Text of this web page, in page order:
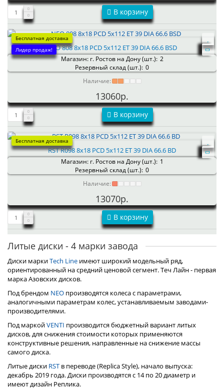
В корзину
Бесплатная доставка
Лидер продаж!NEO 808 8x18 PCD 5x112 ET 39 DIA 66.6 BSD
Магазин: г. Ростов на Дону (шт.): 2
Резервный склад (шт.): 0
Наличие:
13060р.
В корзину
Бесплатная доставка
RST R098 8x18 PCD 5x112 ET 39 DIA 66.6 BD
Магазин: г. Ростов на Дону (шт.): 1
Резервный склад (шт.): 0
Наличие:
13070р.
В корзину
Литые диски - 4 марки завода
Диски маркиTech Line имеют широкий модельный ряд,
ориентированный на средний ценовой сегмент. Теч Лайн - первая
марка Азовских дисков.
Под брендом NEO производятся колеса с параметрами,
аналогичными параметрам колес, устанавливаемым заводами-
производителями.
Под маркойVENTI производится бюджетный вариант литых
дисков, для снижения стоимости которых применяются
конструктивные решения, направленные на снижение массы
самого диска.
Литые диски RST в переводе (Replica Style), начало выпуска:
декабрь 2019 года. Диски производятся с 14 по 20 диаметр и
имеют дизайн Реплика.